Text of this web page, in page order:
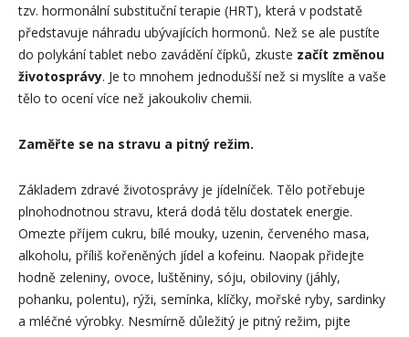
tzv. hormonální substituční terapie (HRT), která v podstatě
představuje náhradu ubývajících hormonů. Než se ale pustíte
do polykání tablet nebo zavádění čípků, zkuste začít změnou
životosprávy. Je to mnohem jednodušší než si myslíte a vaše
tělo to ocení více než jakoukoliv chemii.
Zaměřte se na stravu a pitný režim.
Základem zdravé životosprávy je jídelníček. Tělo potřebuje
plnohodnotnou stravu, která dodá tělu dostatek energie.
Omezte příjem cukru, bílé mouky, uzenin, červeného masa,
alkoholu, příliš kořeněných jídel a kofeinu. Naopak přidejte
hodně zeleniny, ovoce, luštěniny, sóju, obiloviny (jáhly,
pohanku, polentu), rýži, semínka, klíčky, mořské ryby, sardinky
a mléčné výrobky. Nesmírně důležitý je pitný režim, pijte